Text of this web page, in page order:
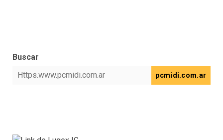
Buscar
pcmidi.com.ar